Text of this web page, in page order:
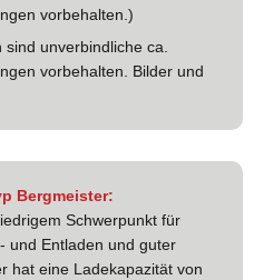
vorbehalten.)
unverbindliche ca.
vorbehalten. Bilder und
Bergmeister:
Schwerpunkt für
und Entladen und guter
hat eine Ladekapazität von